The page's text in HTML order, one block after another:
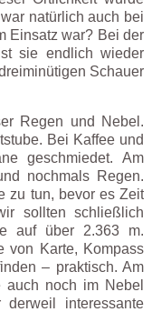
natürlich auch bei
Einsatz war? Bei der
sie endlich wieder
Schauer
Regen und Nebel.
Bei Kaffee und
geschmiedet. Am
nochmals Regen.
zu tun, bevor es Zeit
sollten schließlich
auf über 2.363 m.
von Karte, Kompass
– praktisch. Am
auch noch im Nebel
interessante